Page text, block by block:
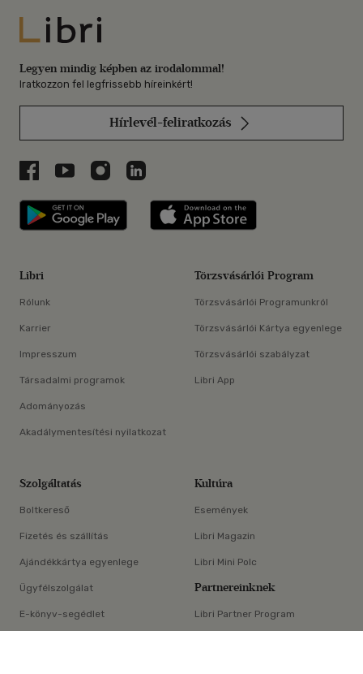
×
Libri
Legyen mindig képben az irodalommal!
Iratkozzon fel legfrissebb híreinkért!
Hírlevél-feliratkozás
Libri a Facebookon
Libri a Youtube-on
Libri az Instagramon
Libri a LinkedInen
Libri applikáció Szerezd meg: Google
Libri
Rólunk
Karrier
Impresszum
Társadalmi programok
Adományozás
Akadálymentesítési nyilatkozat
Törzsvásárlói Program
Törzsvásárlói Programunkról
Törzsvásárlói Kártya egyenlege
Törzsvásárlói szabályzat
Libri App
Szolgáltatás
Boltkereső
Fizetés és szállítás
Ajándékkártya egyenlege
Ügyfélszolgálat
E-könyv-segédlet
Kultúra
Események
Libri Magazin
Libri Mini Polc
Partnereinknek
Libri Partner Program